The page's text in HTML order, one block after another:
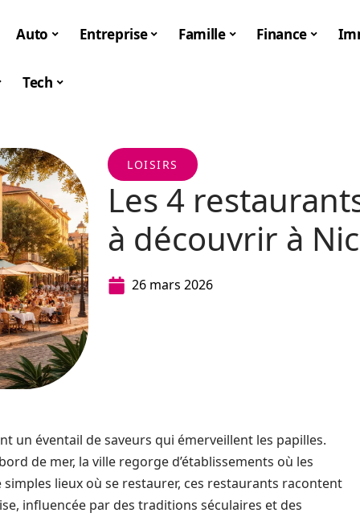
Auto Entreprise Famille Finance
Tech
LOISIRS
Les 4
à découvrir à
26 mars 2026
un éventail de saveurs qui émerveillent les papilles.
de mer, la ville regorge d’établissements où les
simples lieux où se restaurer, ces restaurants racontent
influencée par des traditions séculaires et des